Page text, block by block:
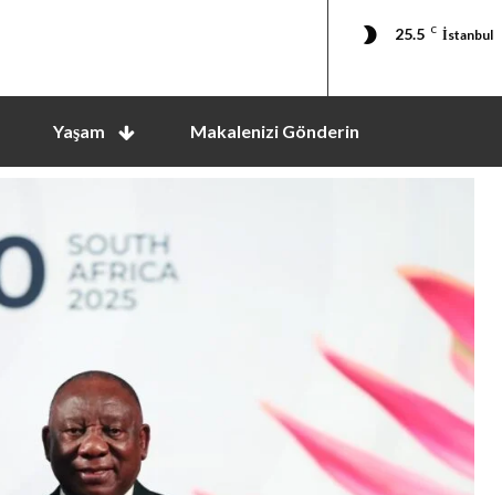
25.5 C İstanbul
Yaşam Makalenizi Gönderin